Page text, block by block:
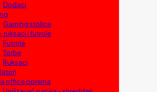
Dodaci
Gaming stolice
ruksaci i futrole
Futrole
Torbe
Ruksaci
office oprema